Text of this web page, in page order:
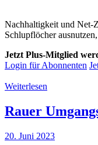
Nachhaltigkeit und Net-
Schlupflöcher
Jetzt Plus-Mitglied
Login für Abonnenten
Weiterlesen
Rauer
20. Juni 2023